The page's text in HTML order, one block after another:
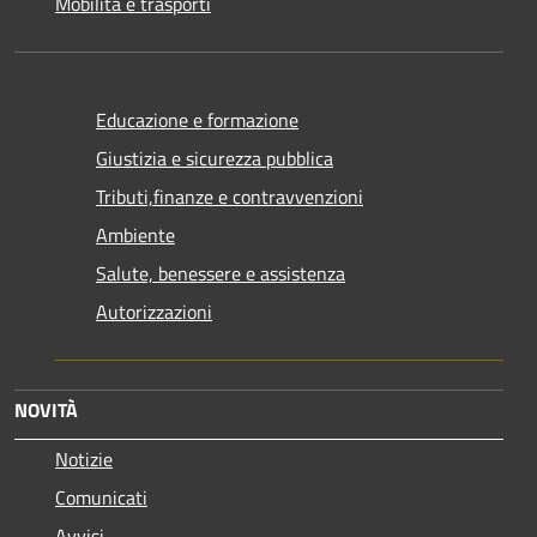
Educazione e formazione
Giustizia e sicurezza pubblica
Tributi,finanze e contravvenzioni
Ambiente
Salute, benessere e assistenza
Autorizzazioni
NOVITÀ
Notizie
Comunicati